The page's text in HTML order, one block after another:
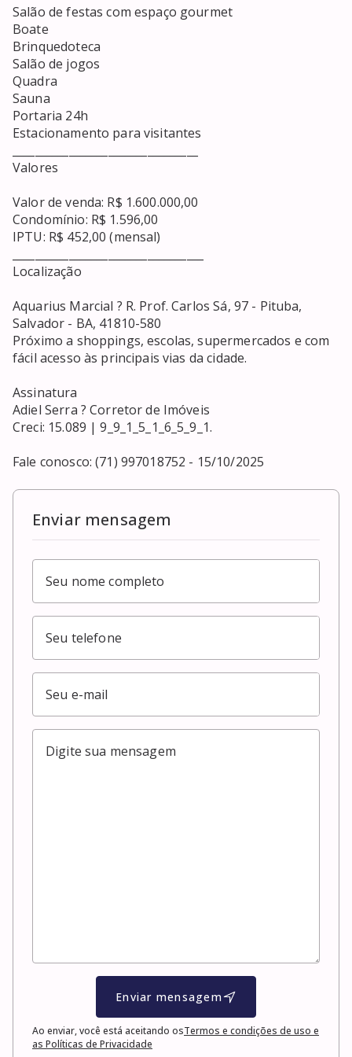
Salão de festas com espaço gourmet
Boate
Brinquedoteca
Salão de jogos
Quadra
Sauna
Portaria 24h
Estacionamento para visitantes
Valores
Valor de venda: R$ 1.600.000,00
Condomínio: R$ 1.596,00
IPTU: R$ 452,00 (mensal)
Localização
Aquarius Marcial ? R. Prof. Carlos Sá, 97 - Pituba,
Salvador - BA, 41810-580
Próximo a shoppings, escolas, supermercados e com
fácil acesso às principais vias da cidade.
Assinatura
Adiel Serra ? Corretor de Imóveis
Creci: 15.089 | 9_9_1_5_1_6_5_9_1.
Fale conosco: (71) 997018752 - 15/10/2025
Enviar mensagem
Enviar mensagem
Ao enviar, você está aceitando osTermos e condições de uso e
as Políticas de Privacidade